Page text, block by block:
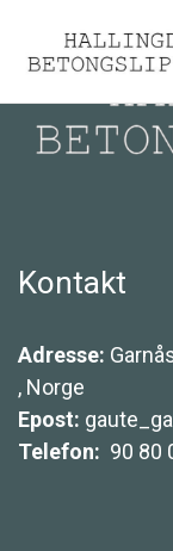
Main
Kontakt
Adresse:
, Norge
Epost:
Telefon: 90 80